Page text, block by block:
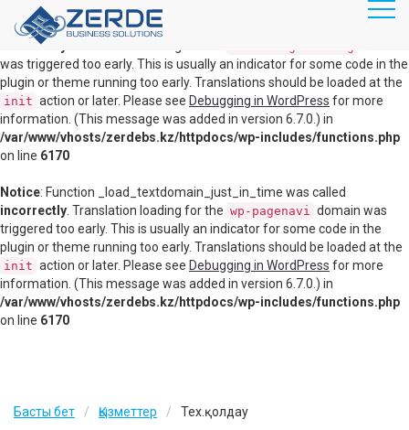
Notice: Function _load_textdomain_just_in_time was called
incorrectly
was triggered too early. This is usually an indicator for some code in the
plugin or theme running too early. Translations should be loaded at the
init action or later. Please see Debugging in WordPress for more
information. (This message was added in version 6.7.0.) in
/var/www/vhosts/zerdebs.kz/httpdocs/wp-includes/functions.php
on line 6170
Notice: Function _load_textdomain_just_in_time was called
incorrectly . Translation loading for the wp-pagenavi domain was
triggered too early. This is usually an indicator for some code in the
plugin or theme running too early. Translations should be loaded at the
init action or later. Please see Debugging in WordPress for more
information. (This message was added in version 6.7.0.) in
/var/www/vhosts/zerdebs.kz/httpdocs/wp-includes/functions.php
on line 6170
Главная
Продукты
Информационная безопасность
Серверное оборудование
Виртуализация
Сервисы
IT аудит
Компания туралы
Басты бет Қызметтер Тех.қолдау